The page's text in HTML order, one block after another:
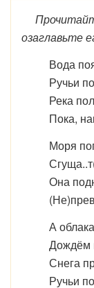
озаглавьте
Вода
Ручьи
Река
Пока,
Моря
Она
А
Дождём
Снега
Ручьи